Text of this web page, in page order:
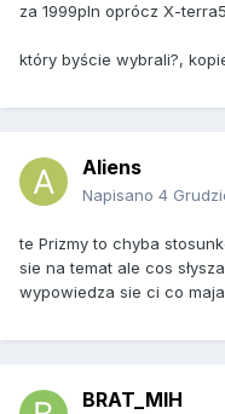
za 1999pln oprócz X-
który byście wybrali?,
Aliens
Napisano 4
te Prizmy to chyba
sie na temat ale cos
wypowiedza sie ci co maja
BRAT_MIH